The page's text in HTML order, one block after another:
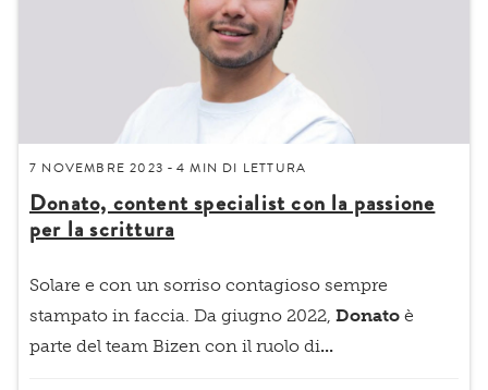
7 NOVEMBRE 2023 - 4 MIN DI LETTURA
Donato, content specialist con la passione
per la scrittura
Solare e con un sorriso contagioso sempre
stampato in faccia. Da giugno 2022, Donato è
parte del team Bizen con il ruolo di...